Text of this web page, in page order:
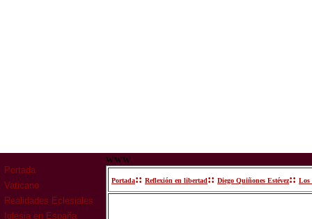
Portada
Vaticano
Realidades Eclesiales
Iglesia en España
www
Portada:: Reflexión en libertad:: Diego Quiñones Estévez:: Los